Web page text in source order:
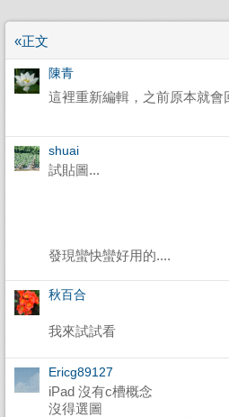
«正文
陳青
這裡重新編輯，之前原本就會
shuai
試貼圖...
發現蠻快蠻好用的....
秋百合
我來試試看
Ericg89127
iPad 沒有c槽概念
沒得選圖